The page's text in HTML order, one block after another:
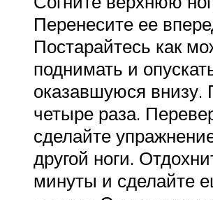
Перенесите ее
Постарайтесь как
поднимать и
оказавшуюся внизу.
четыре раза.
сделайте
другой ноги.
минуты и сделайте